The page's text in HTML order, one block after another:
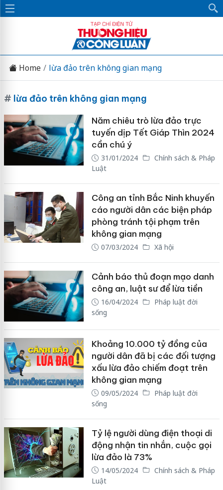
Home lừa đảo trên không gian mạng
# lừa đảo trên không gian mạng
Năm chiêu trò lừa đảo trực
tuyến dịp Tết Giáp Thìn 2024
cần chú ý
31/01/2024
Chính sách & Pháp
Luật
Công an tỉnh Bắc Ninh khuyến
cáo người dân các biện pháp
phòng tránh tội phạm trên
không gian mạng
07/03/2024 Xã hội
Cảnh báo thủ đoạn mạo danh
công an, luật sư để lừa tiền
16/04/2024
Pháp luật đời
sống
Khoảng 10.000 tỷ đồng của
người dân đã bị các đối tượng
xấu lừa đảo chiếm đoạt trên
không gian mạng
09/05/2024
Pháp luật đời
sống
Tỷ lệ người dùng điện thoại di
động nhận tin nhắn, cuộc gọi
lừa đảo là 73%
14/05/2024
Chính sách & Pháp
Luật